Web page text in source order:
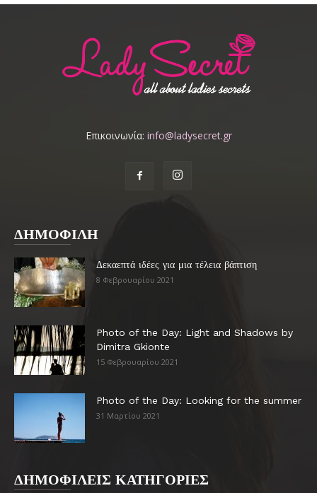
Επικοινωνία: info@ladysecret.gr
ΔΗΜΟΦΙΛΗ
Δεκαεπτά ιδέες για μια τέλεια βάπτιση
8 Φεβρουαρίου 2021
Photo of the Day: Light and Shadows by
Dimitra Gkionte
15 Φεβρουαρίου 2021
Photo of the Day: Looking for the summer
31 Μαρτίου 2021
ΔΗΜΟΦΙΛΕΙΣ ΚΑΤΗΓΟΡΙΕΣ